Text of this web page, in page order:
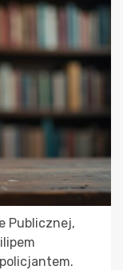
Publicznej,